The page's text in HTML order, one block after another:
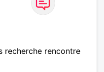
recherche rencontre